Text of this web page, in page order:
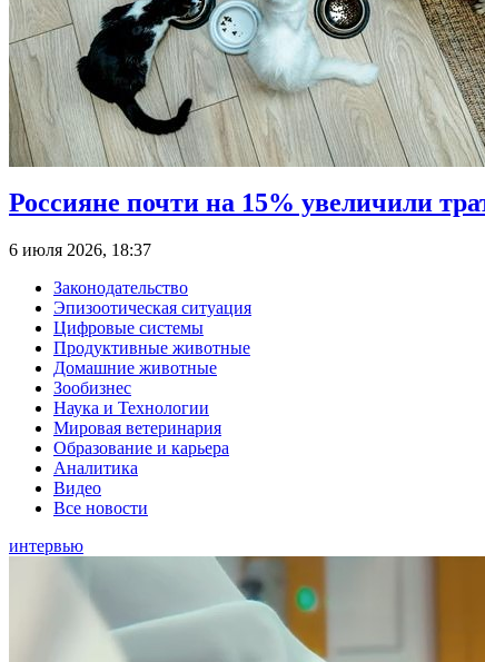
Россияне почти на 15% увеличили
6 июля 2026, 18:37
Законодательство
Эпизоотическая ситуация
Цифровые системы
Продуктивные животные
Домашние животные
Зообизнес
Наука и Технологии
Мировая ветеринария
Образование и карьера
Аналитика
Видео
Все новости
интервью